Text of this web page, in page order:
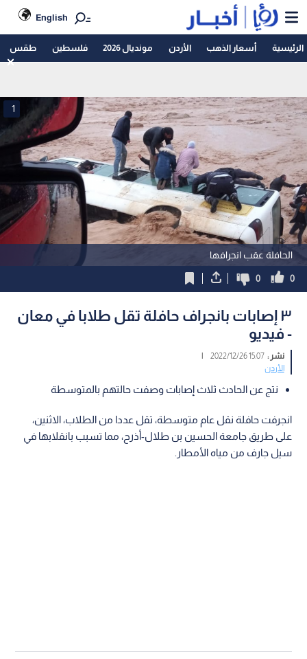
English
الرئيسية أسعار الذهب الأردن مونديال 2026 فلسطين طقس
الحافلة عقب انجرافها
1
0
0
٣ إصابات بانجراف حافلة تقل طلابا في معان
- فيديو
نشر :15:07 2022/12/26
|
الأردن
نتج عن الحادث ثلاث إصابات وصفت حالتهم بالمتوسطة
انجرفت حافلة نقل عام متوسطة، تقل عددا من الطلاب، الاثنين،
على طريق جامعة الحسين بن طلال-أذرح، مما تسبب بانقلابها في
سيل جارف من مياه الأمطار.